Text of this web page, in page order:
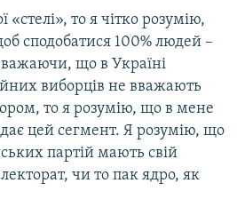
то я чітко розумію,
сподобатися 100% людей –
що в Україні
виборців не вважають
то я розумію, що в мене
цей сегмент. Я розумію, що
партій мають свій
чи то пак ядро, як